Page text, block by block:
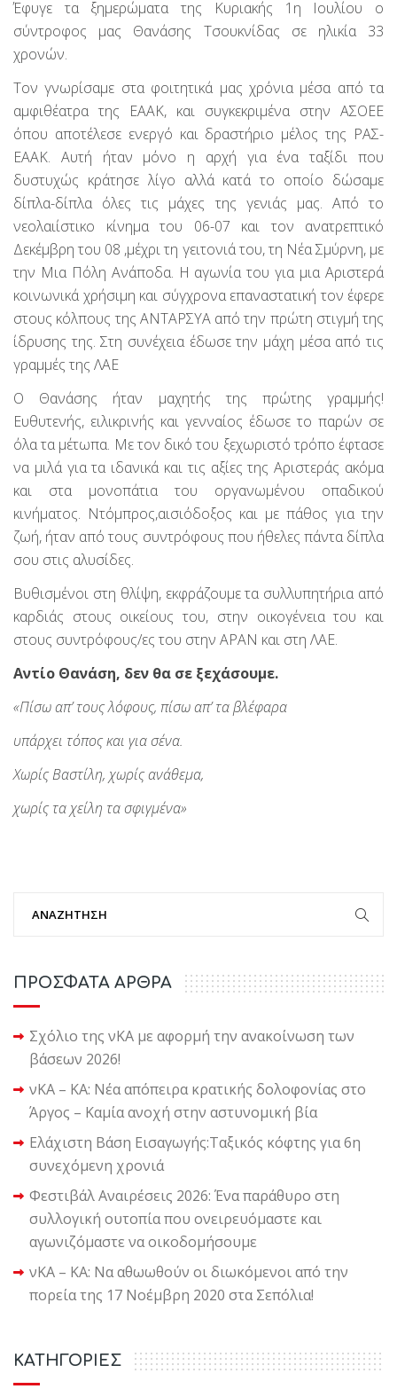
Έφυγε τα ξημερώματα της Κυριακής 1η Ιουλίου ο
σύντροφος μας Θανάσης Τσουκνίδας σε ηλικία 33
χρονών.
Τον γνωρίσαμε στα φοιτητικά μας χρόνια μέσα από τα
αμφιθέατρα της ΕΑΑΚ, και συγκεκριμένα στην ΑΣΟΕΕ
όπου αποτέλεσε ενεργό και δραστήριο μέλος της ΡΑΣ-
ΕΑΑΚ. Αυτή ήταν μόνο η αρχή για ένα ταξίδι που
δυστυχώς κράτησε λίγο αλλά κατά το οποίο δώσαμε
δίπλα-δίπλα όλες τις μάχες της γενιάς μας. Από το
νεολαιίστικο κίνημα του 06-07 και τον ανατρεπτικό
Δεκέμβρη του 08 ,μέχρι τη γειτονιά του, τη Νέα Σμύρνη, με
την Μια Πόλη Ανάποδα. Η αγωνία του για μια Αριστερά
κοινωνικά χρήσιμη και σύγχρονα επαναστατική τον έφερε
στους κόλπους της ΑΝΤΑΡΣΥΑ από την πρώτη στιγμή της
ίδρυσης της. Στη συνέχεια έδωσε την μάχη μέσα από τις
γραμμές της ΛΑΕ
Ο Θανάσης ήταν μαχητής της πρώτης γραμμής!
Ευθυτενής, ειλικρινής και γενναίος έδωσε το παρών σε
όλα τα μέτωπα. Mε τον δικό του ξεχωριστό τρόπο έφτασε
να μιλά για τα ιδανικά και τις αξίες της Αριστεράς ακόμα
και στα μονοπάτια του οργανωμένου οπαδικού
κινήματος. Ντόμπρος,αισιόδοξος και με πάθος για την
ζωή, ήταν από τους συντρόφους που ήθελες πάντα δίπλα
σου στις αλυσίδες.
Βυθισμένοι στη θλίψη, εκφράζουμε τα συλλυπητήρια από
καρδιάς στους οικείους του, στην οικογένεια του και
στους συντρόφους/ες του στην ΑΡΑΝ και στη ΛΑΕ.
Αντίο Θανάση, δεν θα σε ξεχάσουμε.
«Πίσω απ’ τους λόφους, πίσω απ’ τα βλέφαρα
υπάρχει τόπος και για σένα.
Χωρίς Βαστίλη, χωρίς ανάθεμα,
χωρίς τα χείλη τα σφιγμένα»
ΠΡΟΣΦΑΤΑ ΑΡΘΡΑ
Σχόλιο της νΚΑ με αφορμή την ανακοίνωση των
βάσεων 2026!
νΚΑ – ΚΑ: Νέα απόπειρα κρατικής δολοφονίας στο
Άργος – Καμία ανοχή στην αστυνομική βία
Ελάχιστη Βάση Εισαγωγής:Ταξικός κόφτης για 6η
συνεχόμενη χρονιά
Φεστιβάλ Αναιρέσεις 2026: Ένα παράθυρο στη
συλλογική ουτοπία που ονειρευόμαστε και
αγωνιζόμαστε να οικοδομήσουμε
νΚΑ – ΚΑ: Να αθωωθούν οι διωκόμενοι από την
πορεία της 17 Νοέμβρη 2020 στα Σεπόλια!
KΑΤΗΓΟΡΙΕΣ